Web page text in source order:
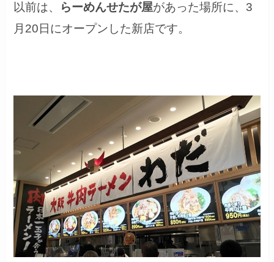
以前は、
らーめんせたが屋があった場所に、3
月20日にオープンした新店です。